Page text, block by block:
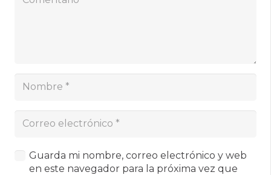
Guarda mi nombre, correo electrónico y web
en este navegador para la próxima vez que